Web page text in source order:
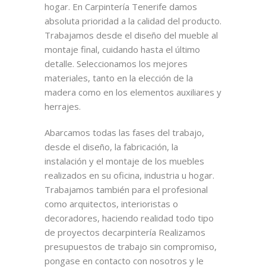
hogar. En Carpintería Tenerife damos
absoluta prioridad a la calidad del producto.
Trabajamos desde el diseño del mueble al
montaje final, cuidando hasta el último
detalle. Seleccionamos los mejores
materiales, tanto en la elección de la
madera como en los elementos auxiliares y
herrajes.
Abarcamos todas las fases del trabajo,
desde el diseño, la fabricación, la
instalación y el montaje de los muebles
realizados en su oficina, industria u hogar.
Trabajamos también para el profesional
como arquitectos, interioristas o
decoradores, haciendo realidad todo tipo
de proyectos decarpintería Realizamos
presupuestos de trabajo sin compromiso,
pongase en contacto con nosotros y le